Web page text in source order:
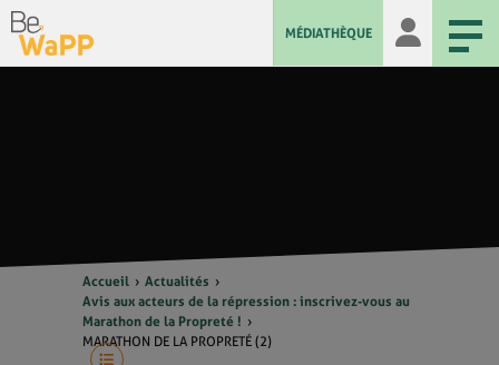
MÉDIATHÈQUE
Accueil
Actualités
Avis aux acteurs de la répression : inscrivez-vous au
Marathon de la Propreté !
MARATHON DE LA PROPRETÉ (2)